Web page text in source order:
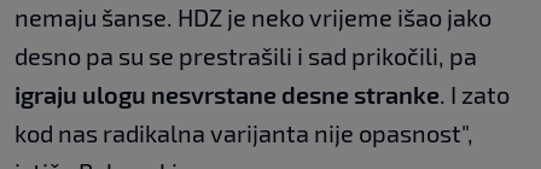
nemaju šanse. HDZ je neko vrijeme išao jako
desno pa su se prestrašili i sad prikočili, pa
igraju ulogu nesvrstane desne stranke . I zato
kod nas radikalna varijanta nije opasnost",